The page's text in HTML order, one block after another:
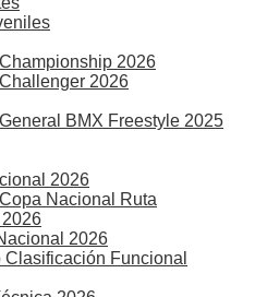
2026
2026
BMX Freestyle 2025
2026
Nacional Ruta
2026
Clasificación Funcional